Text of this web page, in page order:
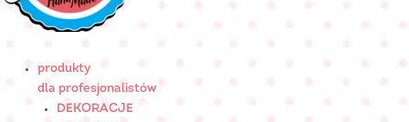
produkty
dla profesjonalistów
DEKORACJE